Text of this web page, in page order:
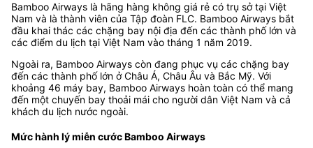
Bamboo Airways là hãng hàng không giá rẻ có trụ sở tại Việt
Nam và là thành viên của Tập đoàn FLC. Bamboo Airways bắt
đầu khai thác các chặng bay nội địa đến các thành phố lớn và
các điểm du lịch tại Việt Nam vào tháng 1 năm 2019.
Ngoài ra, Bamboo Airways còn đang phục vụ các chặng bay
đến các thành phố lớn ở Châu Á, Châu Âu và Bắc Mỹ. Với
khoảng 46 máy bay, Bamboo Airways hoàn toàn có thể mang
đến một chuyến bay thoải mái cho người dân Việt Nam và cả
khách du lịch nước ngoài.
Mức hành lý miễn cước Bamboo Airways